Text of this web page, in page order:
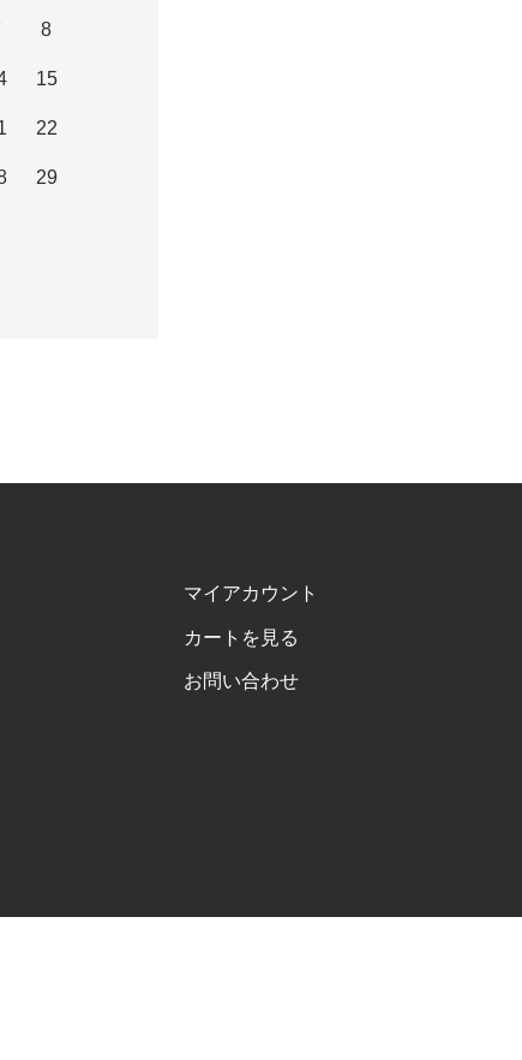
8
15
22
29
マイアカウント
カートを見る
お問い合わせ